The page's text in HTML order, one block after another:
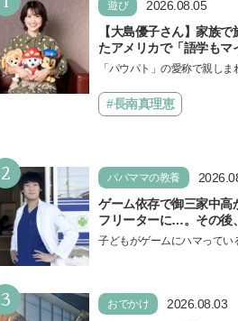
遊び
2026.08.05
【大島優子さん】家族で
たアメリカで「語学もマ
ドも！ 子どもの成長はす
『パウ・パトロール ザ・
ノ・ムービー』ではあき
「パウパト」の愛称で親しま
の劇場版シリーズ第3弾、映画
ウ・パトロール ザ…
#長南真理恵
2 パパママの教養
ゲーム依存で御三家中高
フリーターに…。その後
学部へ逆転合格した現役
子どもがゲームにハマってい
3 おでかけ
2026.08.03